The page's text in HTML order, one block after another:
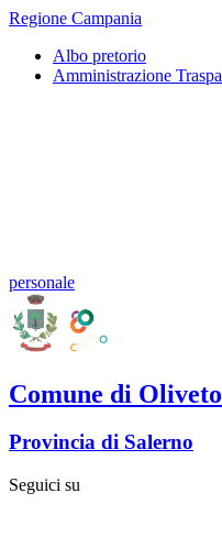
Regione Campania
Albo pretorio
Amministrazione
personale
Comune di
Provincia di Salerno
Seguici su